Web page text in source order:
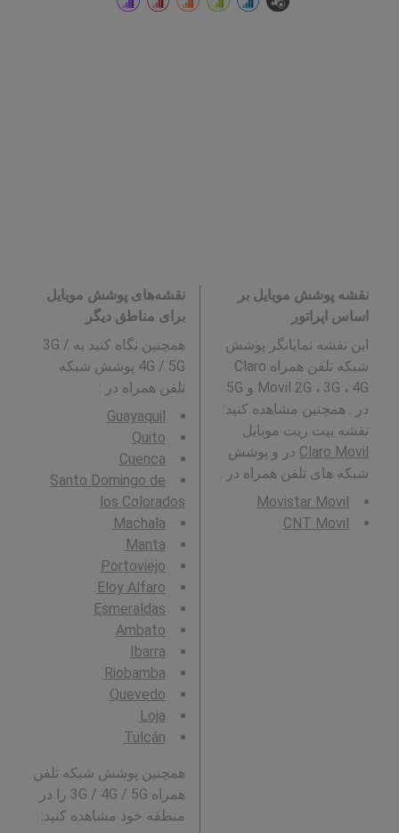
نقشه پوشش موبایل بر
اساس اپراتور
این نقشه نمایانگر پوشش
شبکه تلفن همراه Claro
Movil 2G ، 3G ، 4G و 5G
در . همچنین مشاهده کنید:
نقشه بیت ریت موبایل
Claro Movil در و پوشش
شبکه های تلفن همراه در .
Movistar Movil
CNT Movil
نقشه‌های پوشش موبایل
برای مناطق دیگر
همچنین نگاه کنید به 3G /
4G / 5G پوشش شبکه
تلفن همراه در :
Guayaquil
Quito
Cuenca
Santo Domingo de
los Colorados
Machala
Manta
Portoviejo
Eloy Alfaro
Esmeraldas
Ambato
Ibarra
Riobamba
Quevedo
Loja
Tulcán
همچنین پوشش شبکه تلفن
همراه 3G / 4G / 5G را در
منطقه خود مشاهده کنید: